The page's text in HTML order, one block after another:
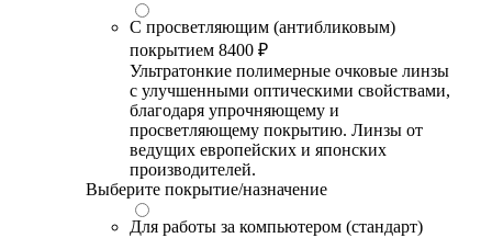
С просветляющим (антибликовым)
покрытием 8400 ₽
Ультратонкие полимерные очковые линзы
с улучшенными оптическими свойствами,
благодаря упрочняющему и
просветляющему покрытию. Линзы от
ведущих европейских и японских
производителей.
Выберите покрытие/назначение
Для работы за компьютером (стандарт)